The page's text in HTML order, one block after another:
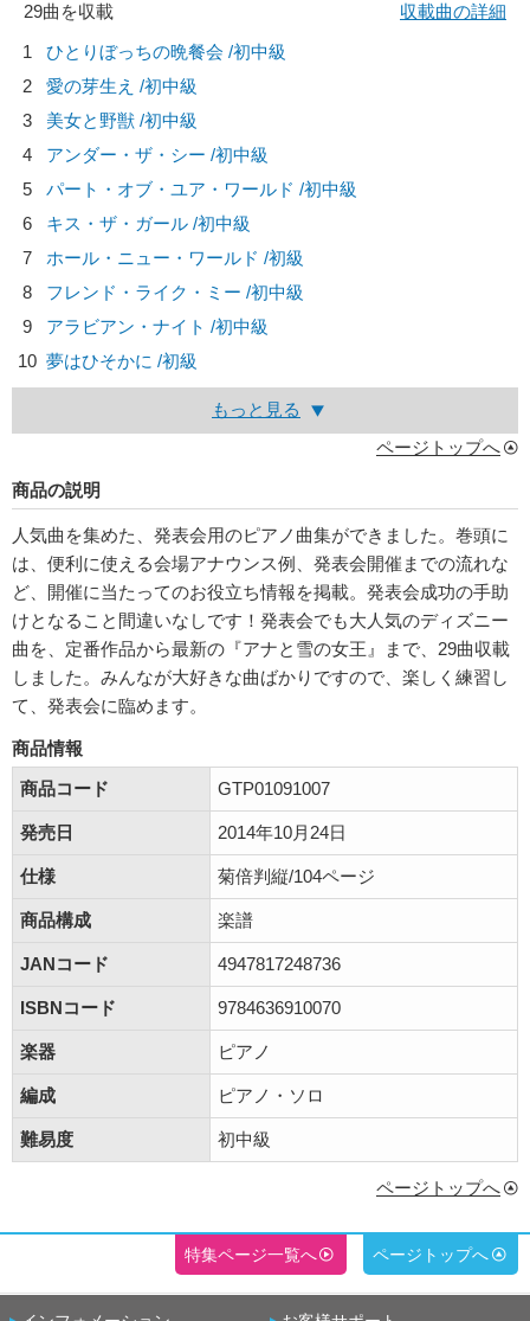
29曲を収載
収載曲の詳細
1
ひとりぼっちの晩餐会 /初中級
2
愛の芽生え /初中級
3
美女と野獣 /初中級
4
アンダー・ザ・シー /初中級
5
パート・オブ・ユア・ワールド /初中級
6
キス・ザ・ガール /初中級
7
ホール・ニュー・ワールド /初級
8
フレンド・ライク・ミー /初中級
9
アラビアン・ナイト /初中級
10 夢はひそかに /初級
もっと見る
ページトップへ
商品の説明
人気曲を集めた、発表会用のピアノ曲集ができました。巻頭に
は、便利に使える会場アナウンス例、発表会開催までの流れな
ど、開催に当たってのお役立ち情報を掲載。発表会成功の手助
けとなること間違いなしです！発表会でも大人気のディズニー
曲を、定番作品から最新の『アナと雪の女王』まで、29曲収載
しました。みんなが大好きな曲ばかりですので、楽しく練習し
て、発表会に臨めます。
商品情報
商品コード
GTP01091007
発売日 2014年10月24日
仕様 菊倍判縦/104ページ
商品構成 楽譜
JANコード 4947817248736
ISBNコード 9784636910070
楽器 ピアノ
編成 ピアノ・ソロ
難易度 初中級
ページトップへ
特集ページ一覧へ ページトップへ